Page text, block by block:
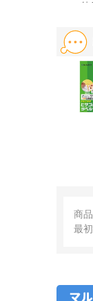
付
商
最